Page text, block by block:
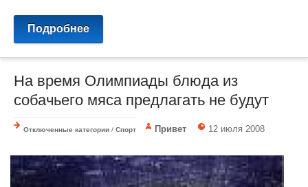
Подробнее
На время Олимпиады блюда из
собачьего мяса предлагать не будут
Отключенные категории / Спорт Привет 12 июля 2008